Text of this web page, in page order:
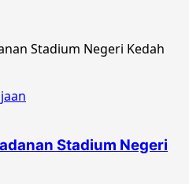
Stadium Negeri